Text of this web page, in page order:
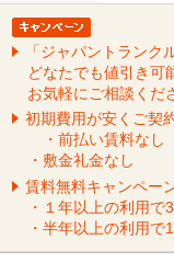
「ジャパントランク
どなたでも値引き可
お気軽にご相談くだ
初期費用が安くご契
・前払い賃料なし
・敷金礼金なし
賃料無料キャンペー
・１年以上の利用で
・半年以上の利用で